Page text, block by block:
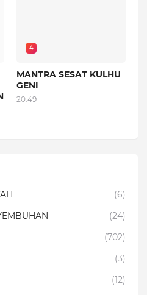
4
MANTRA SESAT KULHU
GENI
20.49
(6)
(24)
(702)
(3)
(12)